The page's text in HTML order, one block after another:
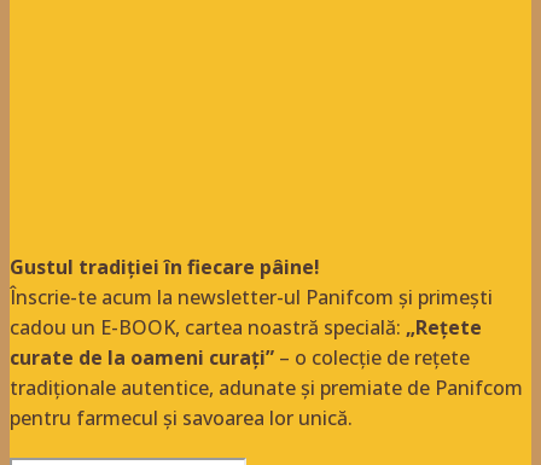
Gustul tradiției în fiecare pâine!
Înscrie-te acum la newsletter-ul Panifcom și primești
cadou un E-BOOK, cartea noastră specială: „Rețete
curate de la oameni curați” – o colecție de rețete
tradiționale autentice, adunate și premiate de Panifcom
pentru farmecul și savoarea lor unică.